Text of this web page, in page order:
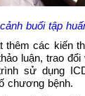
buổi tập
thêm các kiến
luận, trao đổi
sử dụng
chương bệnh.